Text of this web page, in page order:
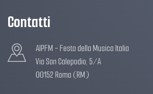
Contatti
AIPFM - Festa della Musica Italia
Via San Calepodio, 5/A
00152 Roma (RM)